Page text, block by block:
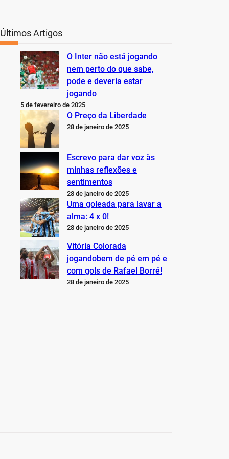
Últimos Artigos
O Inter não está jogando
nem perto do que sabe,
pode e deveria estar
jogando
5 de fevereiro de 2025
O Preço da Liberdade
28 de janeiro de 2025
Escrevo para dar voz às
minhas reflexões e
sentimentos
28 de janeiro de 2025
Uma goleada para lavar a
alma: 4 x 0!
28 de janeiro de 2025
Vitória Colorada
jogandobem de pé em pé e
com gols de Rafael Borré!
28 de janeiro de 2025